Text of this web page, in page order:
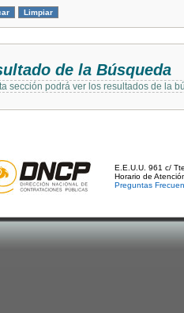
de la Búsqueda
sección podrá ver los resultados de la
E.E.U.U. 961 c/
Horario de
Preguntas